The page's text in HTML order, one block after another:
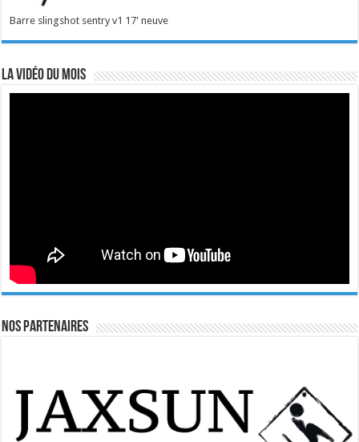
Barre slingshot sentry v1 17' neuve
La vidéo du mois
Nos Partenaires